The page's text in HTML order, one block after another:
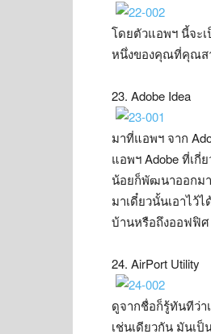
โดยตัวแอพฯ นี้จะ
หนึ่งของคุณที่คุณสา
23. Adobe Idea
มาที่แอพฯ จาก
แอพฯ Adobe ที่เ
น้อยก็พัฒนาออกมา
มาเดี๋ยวนั้นเอาไว้
บ้านหรือถึงออฟฟิศ
24. AirPort Utility
ดูจากชื่อก็รู้ทันทีว่า
เช่นเดียวกัน มันเ